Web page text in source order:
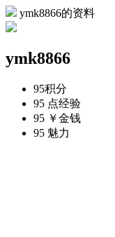
ymk8866的资料
ymk8866
95积分
95 点经验
95 ￥金钱
95 魅力